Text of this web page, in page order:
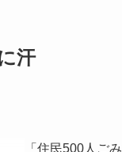
汗
「住民500人ご